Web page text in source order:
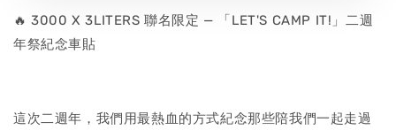
🔥 3000 X 3LITERS 聯名限定 — 「LET'S CAMP IT!」二週
年祭紀念車貼
這次二週年，我們用最熱血的方式紀念那些陪我們一起走過